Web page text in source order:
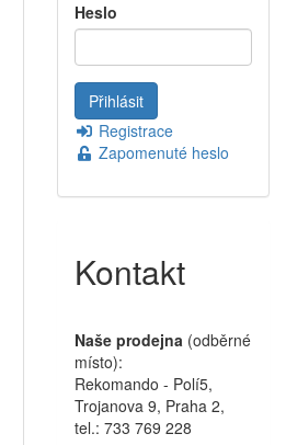
Heslo
Registrace
Zapomenuté heslo
Kontakt
Naše prodejna (odběrné
místo):
Rekomando - Polí5,
Trojanova 9, Praha 2,
tel.: 733 769 228